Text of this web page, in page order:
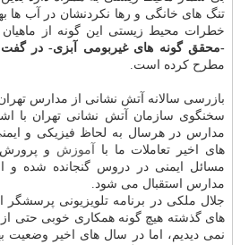
تنگ های خانگی و رها نكردنشان در آب ها
خطرات محیط زیستی این گونه از
-محقق گونه های غیربومی آبزی- در گفت
مطرح كرده است.
بازرسی سالانه آتش نشانی از مدارس
سخنگوی سازمان آتش نشانی تهران با
مدارس در هرسال به لحاظ فیزیكی و
های اخیر تعاملات ما با
آموزش و
مسائل ایمنی در دروس گنجانده شده و
مدارس استقبال می شود.
جلال ملكی در برنامه تلویزیونی
های گذشته هیچ گونه همكاری خوبی حتی
نمی دیدیم، اما در سال های اخیر